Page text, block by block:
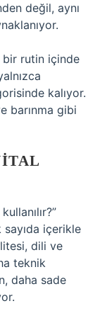
değil, aynı
bir rutin içinde
kalıyor.
barınma gibi
içerikle
dili ve
teknik
daha sade